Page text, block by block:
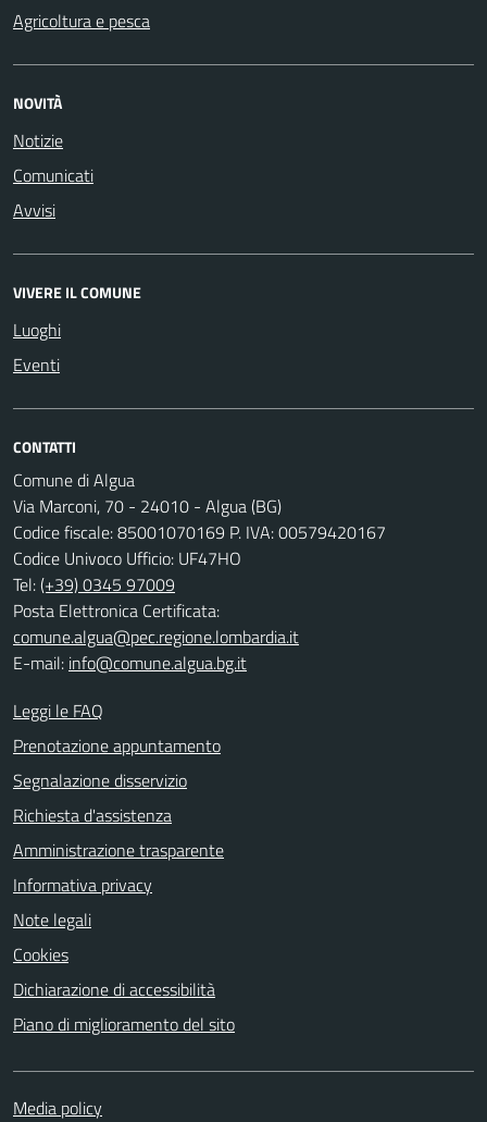
Agricoltura e pesca
NOVITÀ
Notizie
Comunicati
Avvisi
VIVERE IL COMUNE
Luoghi
Eventi
CONTATTI
Comune di Algua
Via Marconi, 70 - 24010 - Algua (BG)
Codice fiscale: 85001070169 P. IVA: 00579420167
Codice Univoco Ufficio: UF47HO
Tel:(+39) 0345 97009
Posta Elettronica Certificata:
comune.algua@pec.regione.lombardia.it
E-mail: info@comune.algua.bg.it
Leggi le FAQ
Prenotazione appuntamento
Segnalazione disservizio
Richiesta d'assistenza
Amministrazione trasparente
Informativa privacy
Note legali
Cookies
Dichiarazione di accessibilità
Piano di miglioramento del sito
Media policy